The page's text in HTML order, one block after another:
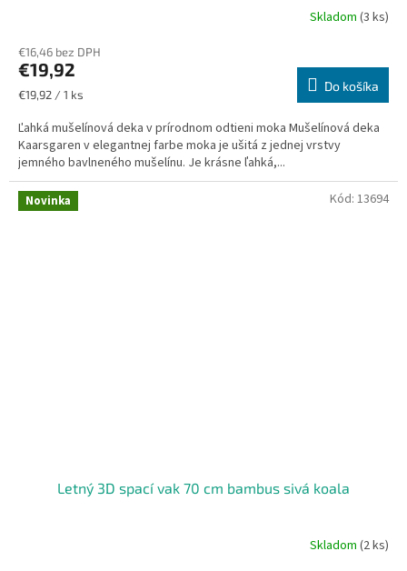
Skladom (3 ks)
€16,46 bez DPH
€19,92
Jednotková
€19,92 / 1 ks
Do košíka
Ľahká mušelínová deka v prírodnom odtieni moka Mušelínová deka
Kaarsgaren v elegantnej farbe moka je ušitá z jednej vrstvy
jemného bavlneného mušelínu. Je krásne ľahká,...
Novinka
Letný 3D spací vak 70 cm bambus sivá koala
Skladom (2 ks)
Kód: 13694